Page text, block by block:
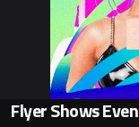
Flyer Shows